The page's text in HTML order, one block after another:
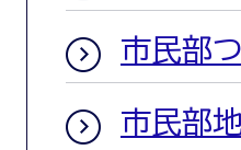
市民部
市民部